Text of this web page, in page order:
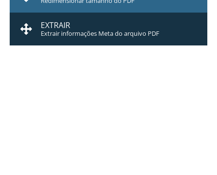
EXTRAIR
Extrair informações Meta do arquivo PDF